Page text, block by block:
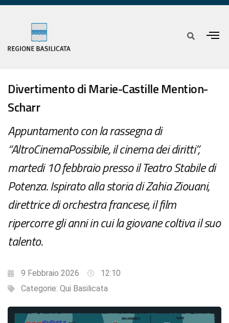
Divertimento di Marie-Castille Mention-
Scharr
Appuntamento con la rassegna di
“AltroCinemaPossibile, il cinema dei diritti”,
martedi 10 febbraio presso il Teatro Stabile di
Potenza. Ispirato alla storia di Zahia Ziouani,
direttrice di orchestra francese, il film
ripercorre gli anni in cui la giovane coltiva il suo
talento.
9 Febbraio 2026
12:10
Categorie: Qui Basilicata